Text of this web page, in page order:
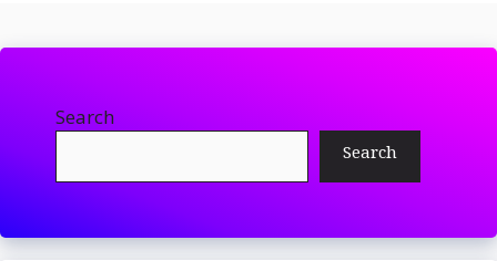
Search
Search